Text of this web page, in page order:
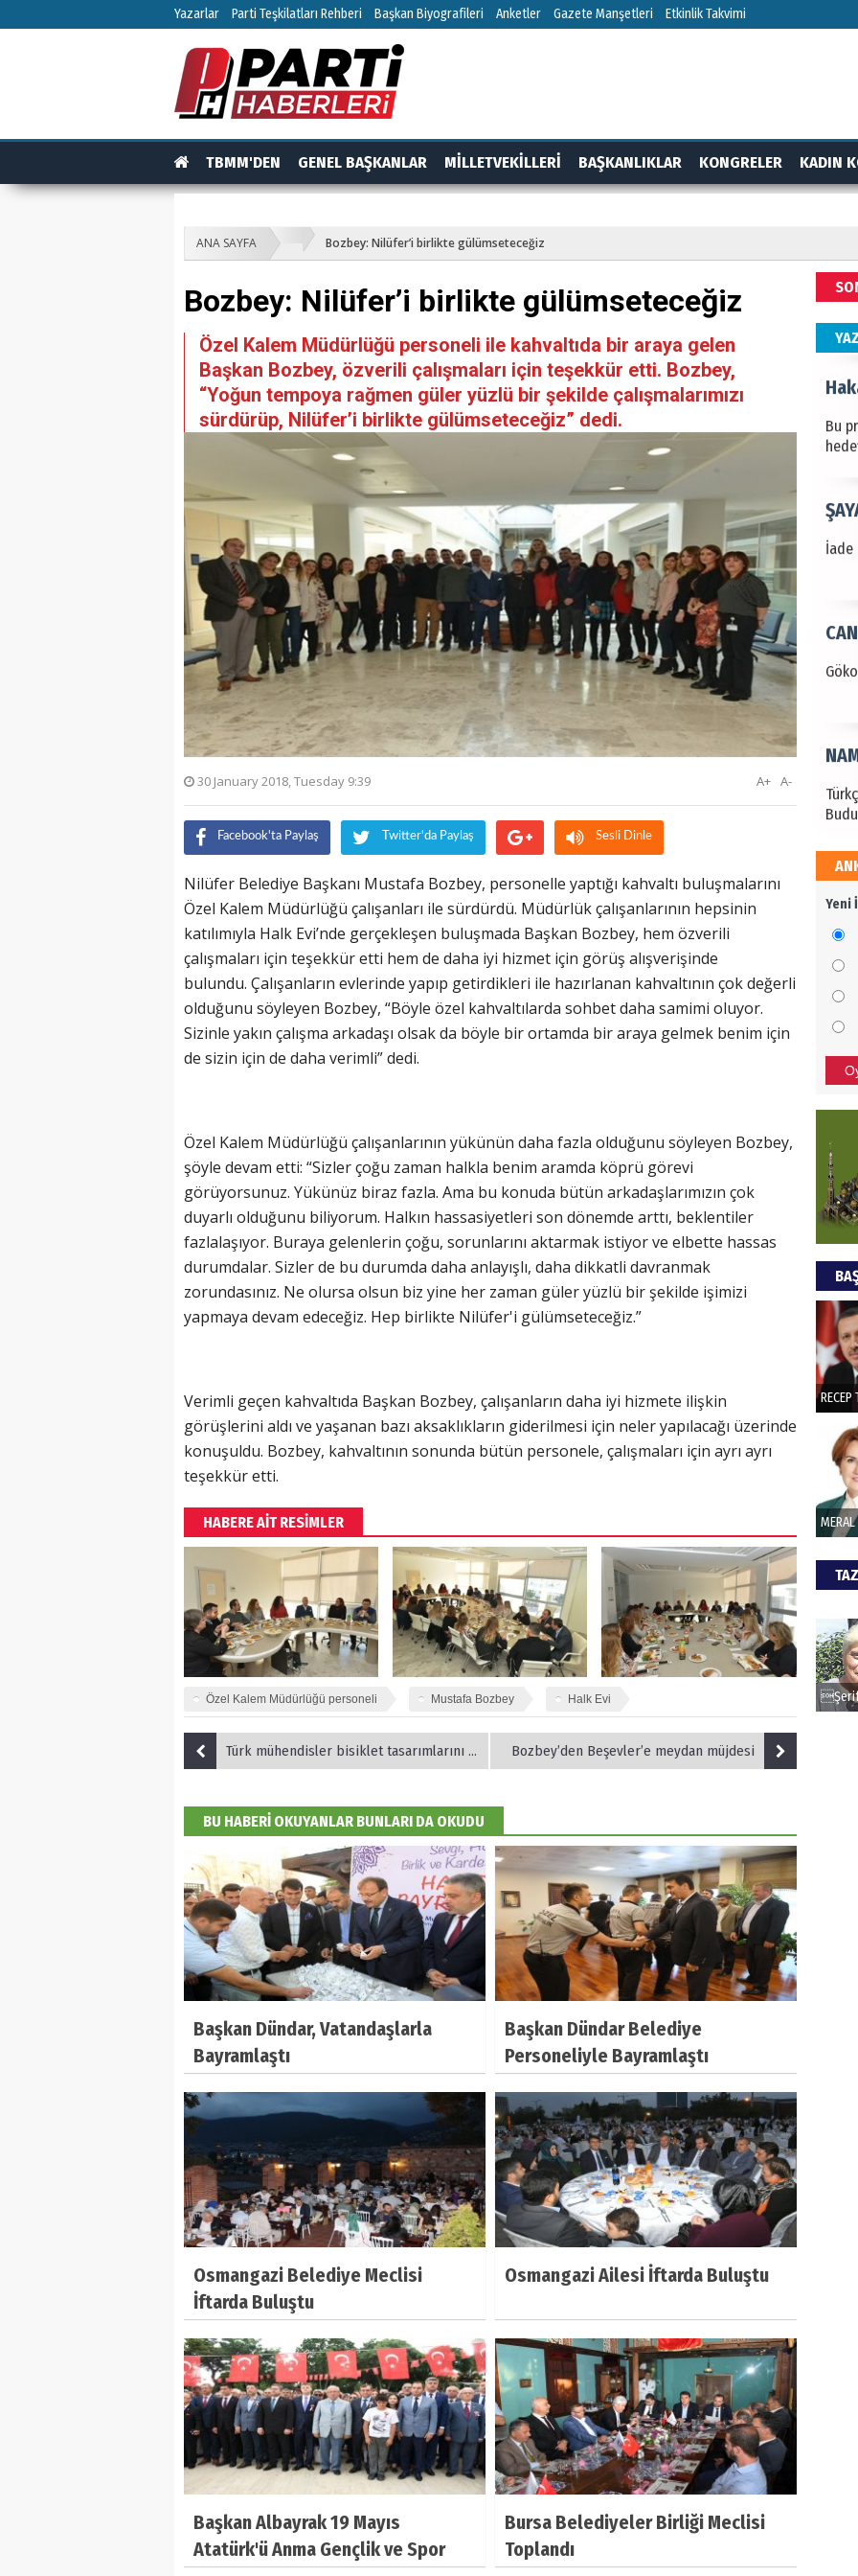
Yazarlar Parti Teşkilatları Rehberi Başkan Biyografileri Anketler Gazete Manşetleri Etkinlik Takvimi
TBMM'DEN GENEL BAŞKANLAR MİLLETVEKİLLERİ BAŞKANLIKLAR KONGRELER KADIN
ANA SAYFA Bozbey: Nilüfer’i birlikte gülümseteceğiz
Bozbey: Nilüfer’i birlikte gülümseteceğiz
Özel Kalem Müdürlüğü personeli ile kahvaltıda bir araya gelen
Başkan Bozbey, özverili çalışmaları için teşekkür etti. Bozbey,
“Yoğun tempoya rağmen güler yüzlü bir şekilde çalışmalarımızı
sürdürüp, Nilüfer’i birlikte gülümseteceğiz” dedi.
30 January 2018, Tuesday 9:39 A-
A+
Facebook'ta Paylaş Twitter'da Paylaş Sesli Dinle
Nilüfer Belediye Başkanı Mustafa Bozbey, personelle yaptığı kahvaltı buluşmalarını
Özel Kalem Müdürlüğü çalışanları ile sürdürdü. Müdürlük çalışanlarının hepsinin
katılımıyla Halk Evi’nde gerçekleşen buluşmada Başkan Bozbey, hem özverili
çalışmaları için teşekkür etti hem de daha iyi hizmet için görüş alışverişinde
bulundu. Çalışanların evlerinde yapıp getirdikleri ile hazırlanan kahvaltının çok değerli
olduğunu söyleyen Bozbey, “Böyle özel kahvaltılarda sohbet daha samimi oluyor.
Sizinle yakın çalışma arkadaşı olsak da böyle bir ortamda bir araya gelmek benim için
de sizin için de daha verimli” dedi.
Özel Kalem Müdürlüğü çalışanlarının yükünün daha fazla olduğunu söyleyen Bozbey,
şöyle devam etti: “Sizler çoğu zaman halkla benim aramda köprü görevi
görüyorsunuz. Yükünüz biraz fazla. Ama bu konuda bütün arkadaşlarımızın çok
duyarlı olduğunu biliyorum. Halkın hassasiyetleri son dönemde arttı, beklentiler
fazlalaşıyor. Buraya gelenlerin çoğu, sorunlarını aktarmak istiyor ve elbette hassas
durumdalar. Sizler de bu durumda daha anlayışlı, daha dikkatli davranmak
zorundasınız. Ne olursa olsun biz yine her zaman güler yüzlü bir şekilde işimizi
yapmaya devam edeceğiz. Hep birlikte Nilüfer'i gülümseteceğiz.”
Verimli geçen kahvaltıda Başkan Bozbey, çalışanların daha iyi hizmete ilişkin
görüşlerini aldı ve yaşanan bazı aksaklıkların giderilmesi için neler yapılacağı üzerinde
konuşuldu. Bozbey, kahvaltının sonunda bütün personele, çalışmaları için ayrı ayrı
teşekkür etti.
HABERE AİT RESİMLER
Özel Kalem Müdürlüğü personeli Mustafa Bozbey Halk Evi
Türk mühendisler bisiklet tasarımlarını Başkan Bozbey’e tanıttı Bozbey’den Beşevler’e meydan müjdesi
BU HABERİ OKUYANLAR BUNLARI DA OKUDU
Başkan Dündar, Vatandaşlarla
Bayramlaştı
Başkan Dündar Belediye
Personeliyle Bayramlaştı
Osmangazi Belediye Meclisi
İftarda Buluştu
Osmangazi Ailesi İftarda Buluştu
Başkan Albayrak 19 Mayıs
Atatürk'ü Anma Gençlik ve Spor
Bursa Belediyeler Birliği Meclisi
Toplandı
ALİ
Bu
İade
Bu
İade
Yeni